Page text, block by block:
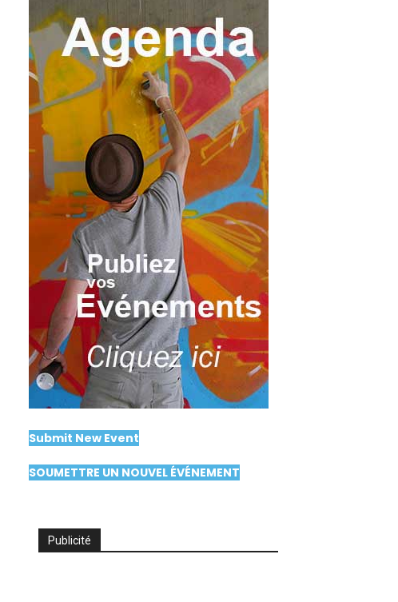
Submit New Event
SOUMETTRE UN NOUVEL ÉVÉNEMENT
Publicité